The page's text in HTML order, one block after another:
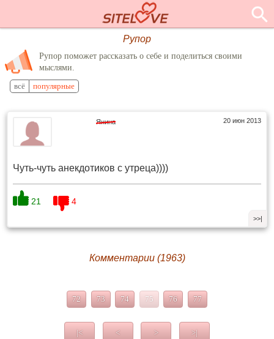
Рупор
Рупор поможет рассказать о себе и поделиться своими
мыслями.
всё популярные
20 июн 2013
Янина
Чуть-чуть анекдотиков с утреца))))
21 4
>>|
Комментарии (1963)
72 73 74 75 76 77
|< < > >|